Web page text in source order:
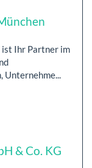
ist Ihr Partner im
& Co. KG